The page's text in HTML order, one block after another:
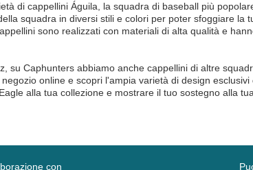
di cappellini Águila, la squadra di baseball più
squadra in diversi stili e colori per poter sfoggiare la
sono realizzati con materiali di alta qualità e
su Caphunters abbiamo anche cappellini di altre
online e scopri l'ampia varietà di design
alla tua collezione e mostrare il tuo sostegno alla
con